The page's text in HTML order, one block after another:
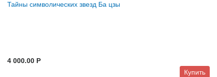
Тайны символических звезд Ба цзы
4 000.00 P
Купить